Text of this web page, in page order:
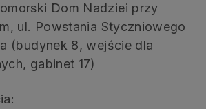
Dom Nadziei przy
ul. Powstania Styczniowego
(budynek 8, wejście dla
gabinet 17)